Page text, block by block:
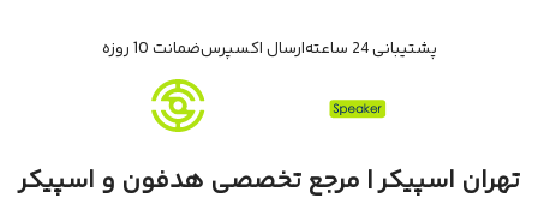
پشتیبانی 24 ساعته ارسال اکسپرسضمانت 10 روزه
تهران اسپیکر | مرجع تخصصی هدفون و اسپیکر